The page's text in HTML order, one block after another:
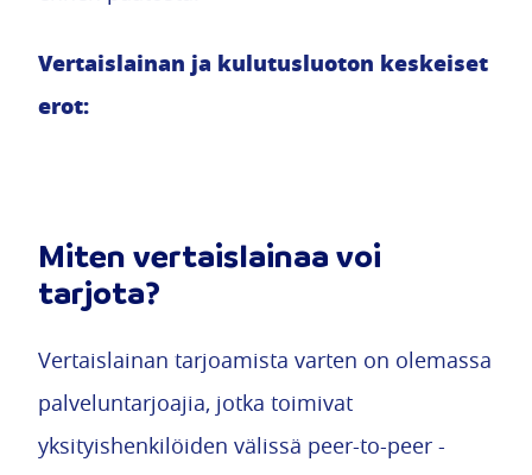
Vertaislainan ja kulutusluoton keskeiset
erot:
Miten vertaislainaa voi
tarjota?
Vertaislainan tarjoamista varten on olemassa
palveluntarjoajia, jotka toimivat
yksityishenkilöiden välissä peer-to-peer -